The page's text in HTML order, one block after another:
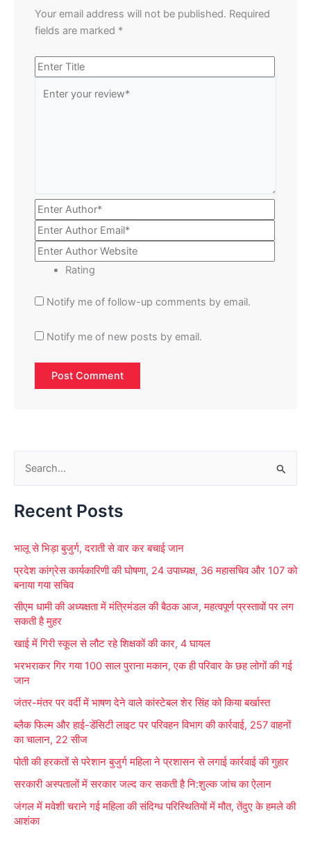
Your email address will not be published. Required
fields are marked *
Rating
Notify me of follow-up comments by email.
Notify me of new posts by email.
a
c
h
f
o
Recent Posts
भालू से भिड़ा बुजुर्ग, दराती से वार कर बचाई जान
प्रदेश कांग्रेस कार्यकारिणी की घोषणा, 24 उपाध्यक्ष, 36 महासचिव और 107 को
बनाया गया सचिव
सीएम धामी की अध्यक्षता में मंत्रिमंडल की बैठक आज, महत्वपूर्ण प्रस्तावों पर लग
सकती है मुहर
खाई में गिरी स्कूल से लौट रहे शिक्षकों की कार, 4 घायल
भरभराकर गिर गया 100 साल पुराना मकान, एक ही परिवार के छह लोगों की गई
जान
जंतर-मंतर पर वर्दी में भाषण देने वाले कांस्टेबल शेर सिंह को किया बर्खास्त
ब्लैक फिल्म और हाई-डेंसिटी लाइट पर परिवहन विभाग की कार्रवाई, 257 वाहनों
का चालान, 22 सीज
पोती की हरकतों से परेशान बुजुर्ग महिला ने प्रशासन से लगाई कार्रवाई की गुहार
सरकारी अस्पतालों में सरकार जल्द कर सकती है नि:शुल्क जांच का ऐलान
जंगल में मवेशी चराने गई महिला की संदिग्ध परिस्थितियों में मौत, तेंदुए के हमले की
आशंका